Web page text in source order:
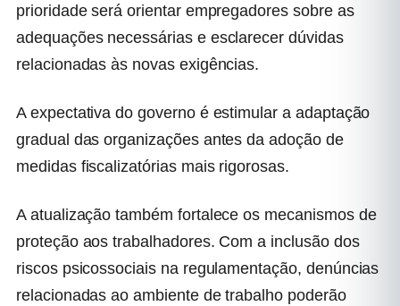
prioridade será orientar empregadores sobre as
adequações necessárias e esclarecer dúvidas
relacionadas às novas exigências.
A expectativa do governo é estimular a adaptação
gradual das organizações antes da adoção de
medidas fiscalizatórias mais rigorosas.
A atualização também fortalece os mecanismos de
proteção aos trabalhadores. Com a inclusão dos
riscos psicossociais na regulamentação, denúncias
relacionadas ao ambiente de trabalho poderão